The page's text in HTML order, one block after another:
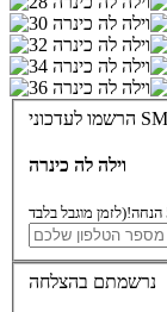
וילה לה כינרה
נרשמתם בהצלחה